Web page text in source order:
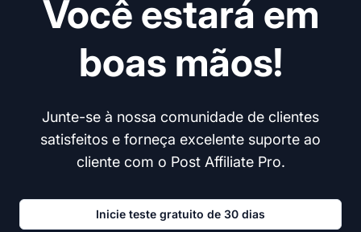
Você estará em
boas mãos!
Junte-se à nossa comunidade de clientes
satisfeitos e forneça excelente suporte ao
cliente com o Post Affiliate Pro.
Inicie teste gratuito de 30 dias